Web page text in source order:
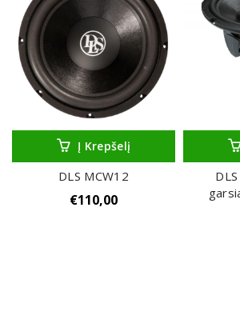
Į Krepšelį
DLS MCW12
€110,00